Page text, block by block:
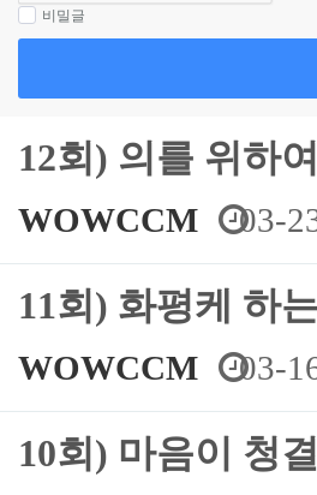
비밀글
12회) 의를 위하
WOWCCM 03-
11회) 화평케 하
WOWCCM
03-
10회) 마음이 청